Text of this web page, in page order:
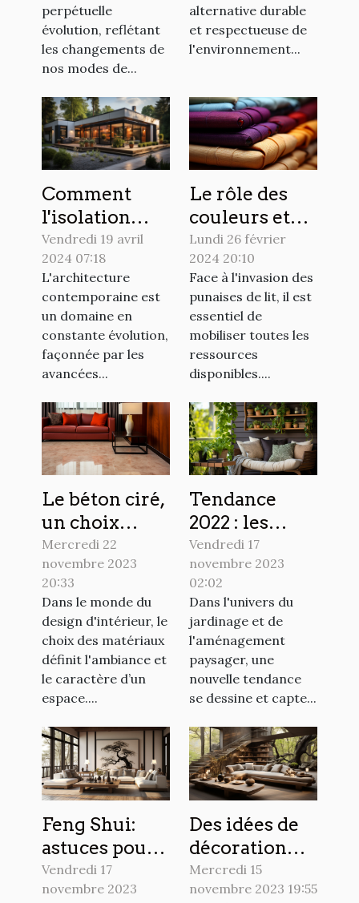
perpétuelle
évolution, reflétant
les changements de
nos modes de...
alternative durable
et respectueuse de
l'environnement...
Comment
l'isolation
extérieure
influence le
design
moderne des
maisons
Vendredi 19 avril
2024 07:18
L'architecture
contemporaine est
un domaine en
constante évolution,
façonnée par les
avancées...
Le rôle des
couleurs et
des textures
dans la lutte
contre les
punaises de
lit
Lundi 26 février
2024 20:10
Face à l'invasion des
punaises de lit, il est
essentiel de
mobiliser toutes les
ressources
disponibles....
Le béton ciré,
un choix
audacieux
pour votre
intérieur
Mercredi 22
novembre 2023
20:33
Dans le monde du
design d'intérieur, le
choix des matériaux
définit l'ambiance et
le caractère d’un
espace....
Tendance
2022 : les
plantes
grimpantes
pour
sublimer
votre
extérieur
Vendredi 17
novembre 2023
02:02
Dans l'univers du
jardinage et de
l'aménagement
paysager, une
nouvelle tendance
se dessine et capte...
Feng Shui:
astuces pour
harmoniser
votre
Vendredi 17
novembre 2023
Des idées de
décoration
pour un
intérieur zen
Mercredi 15
novembre 2023 19:55